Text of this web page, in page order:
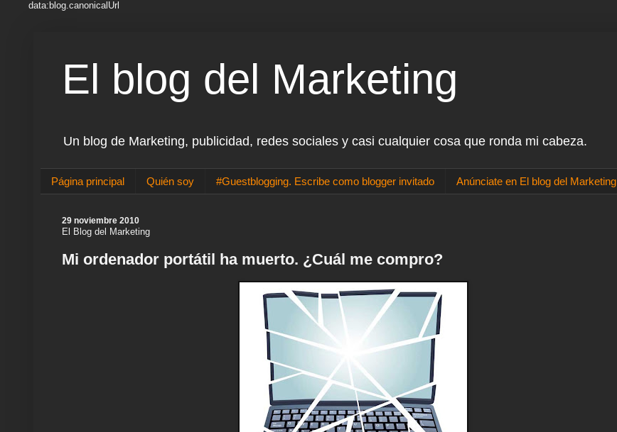
data:blog.canonicalUrl
El blog del Marketing
Un blog de Marketing, publicidad, redes sociales y casi cualquier cosa que ronda mi cabeza.
Página principal Quién soy #Guestblogging. Escribe como blogger invitado Anúnciate en El blog del Marketing
29 noviembre 2010
El Blog del Marketing
Mi ordenador portátil ha muerto. ¿Cuál me compro?